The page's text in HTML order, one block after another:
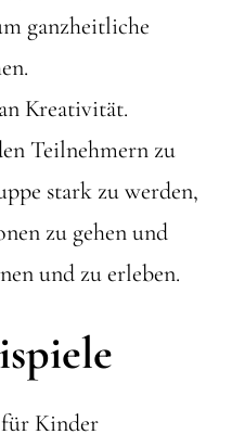
ganzheitliche
Kreativität.
Teilnehmern zu
stark zu werden,
zu gehen und
und zu erleben.
Kinder